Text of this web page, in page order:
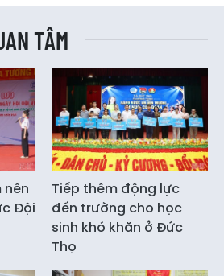
TÂM
nên
Đội
Tiếp thêm động lực
đến trường cho học
sinh khó khăn ở Đức
Thọ